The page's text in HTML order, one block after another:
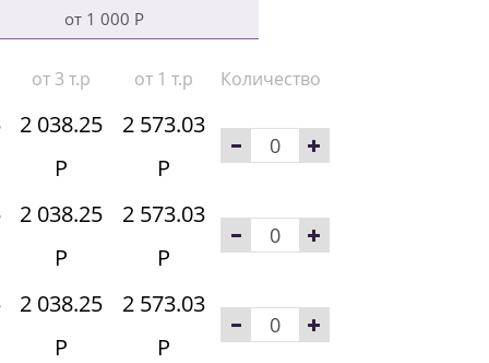
от 1 000 Р
от 3 т.р от 1 т.р Количество
2 038.25
Р
2 573.03
Р
2 038.25
Р
2 573.03
Р
2 038.25
Р
2 573.03
Р